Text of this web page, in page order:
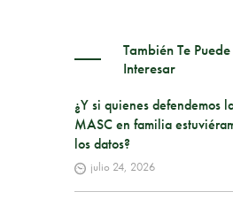
También Te Puede
Interesar
¿Y si quienes defendemos
MASC en familia
los datos?
julio 24, 2026